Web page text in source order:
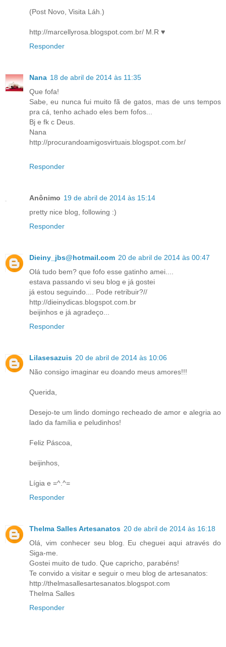
(Post Novo, Visita Láh.)
http://marcellyrosa.blogspot.com.br/ M.R ♥
Responder
Nana 18 de abril de 2014 às 11:35
Que fofa!
Sabe, eu nunca fui muito fã de gatos, mas de uns tempos
pra cá, tenho achado eles bem fofos...
Bj e fk c Deus.
Nana
http://procurandoamigosvirtuais.blogspot.com.br/
Responder
Anônimo 19 de abril de 2014 às 15:14
pretty nice blog, following :)
Responder
Dieiny_jbs@hotmail.com 20 de abril de 2014 às 00:47
Olá tudo bem? que fofo esse gatinho amei....
estava passando vi seu blog e já gostei
já estou seguindo.... Pode retribuir?//
http://dieinydicas.blogspot.com.br
beijinhos e já agradeço...
Responder
Lilasesazuis 20 de abril de 2014 às 10:06
Não consigo imaginar eu doando meus amores!!!
Querida,
Desejo-te um lindo domingo recheado de amor e alegria ao
lado da família e peludinhos!
Feliz Páscoa,
beijinhos,
Lígia e =^.^=
Responder
Thelma Salles Artesanatos 20 de abril de 2014 às 16:18
Olá, vim conhecer seu blog. Eu cheguei aqui através do
Siga-me.
Gostei muito de tudo. Que capricho, parabéns!
Te convido a visitar e seguir o meu blog de artesanatos:
http://thelmasallesartesanatos.blogspot.com
Thelma Salles
Responder